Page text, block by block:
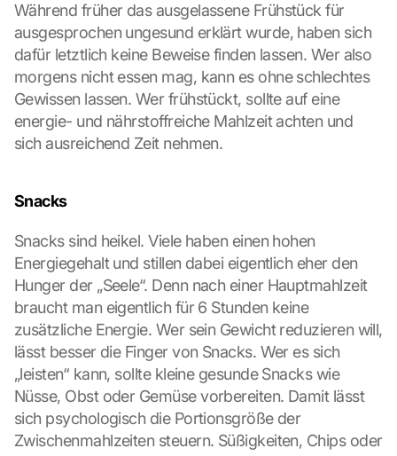
Während früher das ausgelassene Frühstück für
ausgesprochen ungesund erklärt wurde, haben sich
dafür letztlich keine Beweise finden lassen. Wer also
morgens nicht essen mag, kann es ohne schlechtes
Gewissen lassen. Wer frühstückt, sollte auf eine
energie- und nährstoffreiche Mahlzeit achten und
sich ausreichend Zeit nehmen.
Snacks
Snacks sind heikel. Viele haben einen hohen
Energiegehalt und stillen dabei eigentlich eher den
Hunger der „Seele“. Denn nach einer Hauptmahlzeit
braucht man eigentlich für 6 Stunden keine
zusätzliche Energie. Wer sein Gewicht reduzieren will,
lässt besser die Finger von Snacks. Wer es sich
„leisten“ kann, sollte kleine gesunde Snacks wie
Nüsse, Obst oder Gemüse vorbereiten. Damit lässt
sich psychologisch die Portionsgröße der
Zwischenmahlzeiten steuern. Süßigkeiten, Chips oder
a
d
G
o
o
g
l
e
:
B
y
c
l
i
k
i
n
g
o